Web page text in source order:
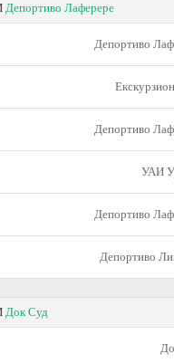
Депортиво Лаферере
Депортиво
Депортиво
УАИ
Депортиво
Депортиво
Док Суд